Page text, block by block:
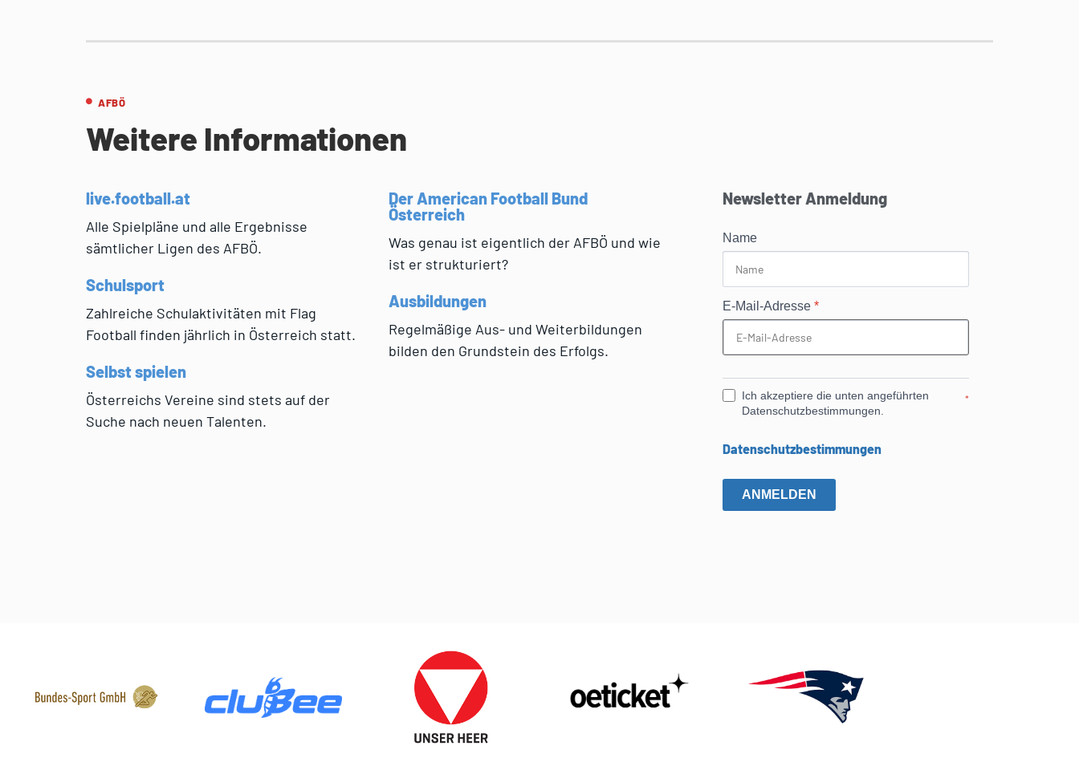
AFBÖ
Weitere Informationen
live.football.at
Alle Spielpläne und alle Ergebnisse
sämtlicher Ligen des AFBÖ.
Schulsport
Zahlreiche Schulaktivitäten mit Flag
Football finden jährlich in Österreich statt.
Selbst spielen
Österreichs Vereine sind stets auf der
Suche nach neuen Talenten.
Der American Football Bund
Österreich
Was genau ist eigentlich der AFBÖ und wie
ist er strukturiert?
Ausbildungen
Regelmäßige Aus- und Weiterbildungen
bilden den Grundstein des Erfolgs.
Newsletter Anmeldung
Name
E-Mail-Adresse*
Ich akzeptiere die unten angeführten
Datenschutzbestimmungen.
*
Datenschutzbestimmungen
ANMELDEN